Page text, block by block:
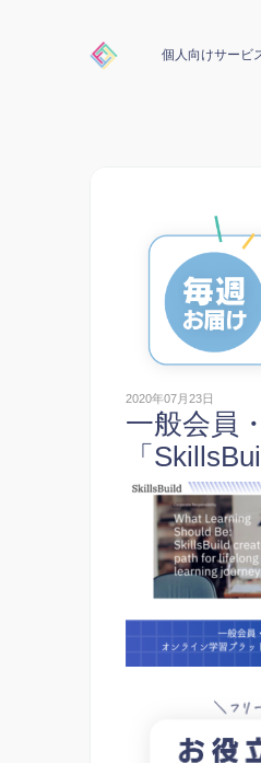
個人向けサービ
2020年07月23日
一般会員
「